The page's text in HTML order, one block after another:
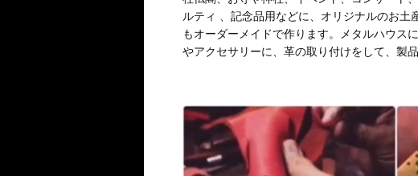
ルティ 、記念品用などに、オリジナルのお
もオーダーメイドで作ります。メタルハウス
やアクセサリーに、革の取り付けをして、製
動
レ